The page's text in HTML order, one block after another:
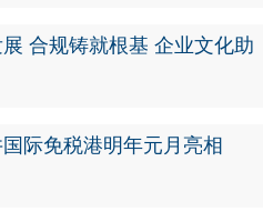
合规铸就根基 企业文化助
际免税港明年元月亮相